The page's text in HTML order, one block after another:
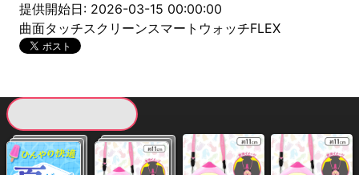
提供開始日: 2026-03-15 00:00:00
曲面タッチスクリーンスマートウォッチFLEX